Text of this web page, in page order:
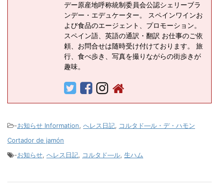
デー原産地呼称統制委員会公認シェリーブラ
ンデー・エデュケーター。 スペインワインお
よび食品のエージェント、プロモーション。
スペイン語、英語の通訳・翻訳 お仕事のご依
頼、お問合せは随時受け付けております。 旅
行、食べ歩き、写真を撮りながらの街歩きが
趣味。
-お知らせ Information, へレス日記, コルタド―ル・デ・ハモン
Cortador de jamón
-お知らせ, へレス日記, コルタド―ル, 生ハム